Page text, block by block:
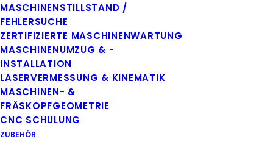
MASCHINENSTILLSTAND /
FEHLERSUCHE
ZERTIFIZIERTE MASCHINENWARTUNG
MASCHINENUMZUG & -
INSTALLATION
LASERVERMESSUNG & KINEMATIK
MASCHINEN- &
FRÄSKOPFGEOMETRIE
CNC SCHULUNG
ZUBEHÖR
Professioneller CNC Service, Wartung
und Aufbereitung in Ihrer Region –
57290 Neunkirchen
KONTAKT AUFNEHMEN